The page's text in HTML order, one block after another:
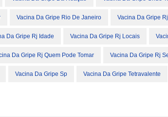
Vacina Da Gripe Rio De Janeiro Vacina Da Gripe Rj
Da Gripe Rj Idade Vacina Da Gripe Rj Locais
Da Gripe Rj Quem Pode Tomar Vacina Da Gripe Rj
Vacina Da Gripe Sp Vacina Da Gripe Tetravalente